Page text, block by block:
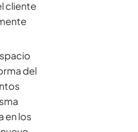
cliente
del
en los